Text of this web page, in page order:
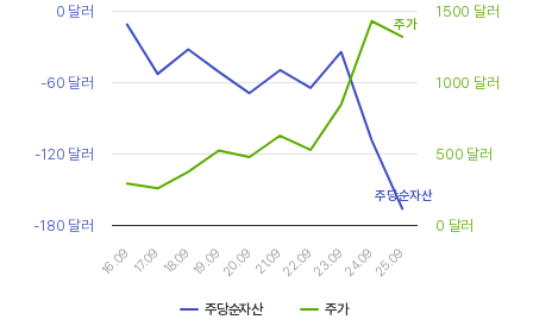
기업의 10년 정도의 장기적인 주가순자산배수 추이를 확인하는 것이 좋습니다.
주가순자산배수는 자기자본이익률이 높을때와 낮을때에 따라 다르게 평가받습니다. 현재
ROE와 비슷한 ROE를 기록한 과거년도를 찾고, 그 당시 시장에서 평가 받은
주가순자산배수(PBR)를 확인해 현재 주가의 저평가 여부를 판단하는 것이 좋습니다.
Line chart with 2 lines.
View as data table, Chart
The chart has 1 X axis displaying categories.
The chart has 2 Y axes displaying values, and values.
주당순자산 주가
16.09 17.09 18.0919.0920.0921.0922.0923.0924.0925.09
-180 달러
-120 달러
-60 달러
0 달러
0 달러
500 달러
1000 달러
1500 달러
주당순자산
주가